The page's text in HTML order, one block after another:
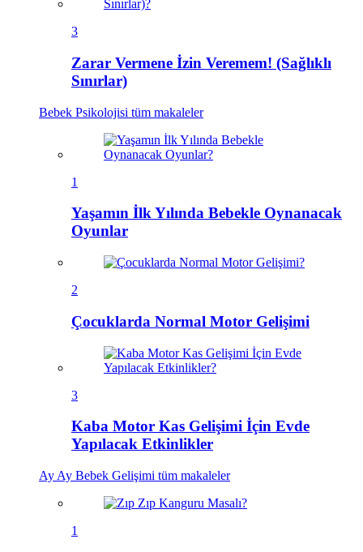
3
Zarar Vermene İzin Veremem! (Sağlıklı
Sınırlar)
Bebek Psikolojisi tüm makaleler
1
Yaşamın İlk Yılında Bebekle Oynanacak
Oyunlar
2
Çocuklarda Normal Motor Gelişimi
3
Kaba Motor Kas Gelişimi İçin Evde
Yapılacak Etkinlikler
Ay Ay Bebek Gelişimi tüm makaleler
1